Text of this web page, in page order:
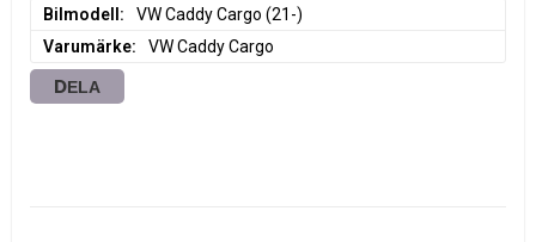
Bilmodell
VW Caddy Cargo (21-)
Varumärke
VW Caddy Cargo
DELA